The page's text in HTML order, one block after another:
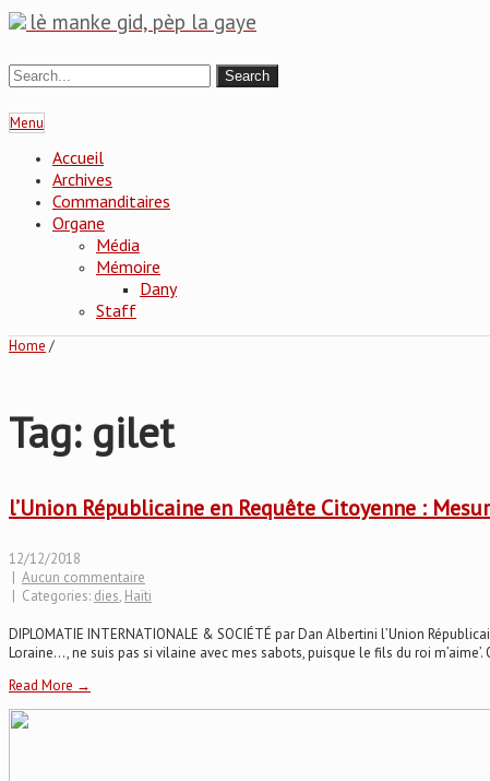
lè manke gid, pèp la gaye
Menu
Accueil
Archives
Commanditaires
Organe
Média
Mémoire
Dany
Staff
Home /
Tag: gilet
l’Union Républicaine en Requête Citoyenne :
12/12/2018
| Aucun commentaire
| Categories: dies, Haïti
DIPLOMATIE INTERNATIONALE & SOCIÉTÉ par Dan Albertini l’Union
Loraine…, ne suis pas si vilaine avec mes sabots, puisque le fils du roi m’aime’.
Read More →